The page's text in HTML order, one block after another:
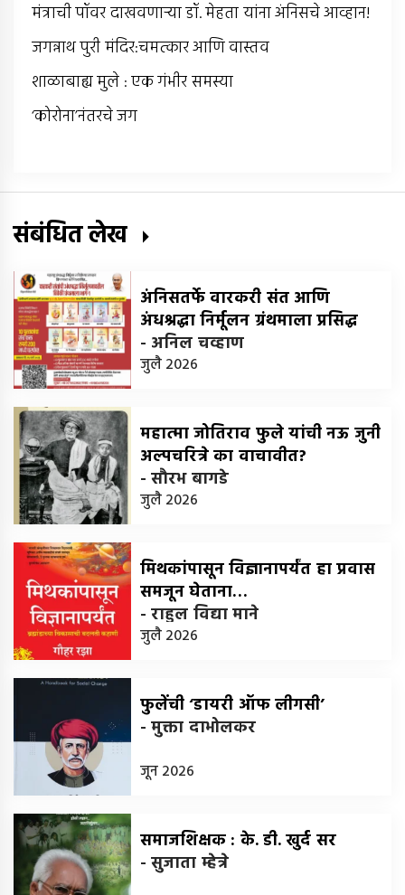
मंत्राची पॉवर दाखवणार्‍या डॉ. मेहता यांना अंनिसचे आव्हान!
जगन्नाथ पुरी मंदिर:चमत्कार आणि वास्तव
शाळाबाह्य मुले : एक गंभीर समस्या
‘कोरोना’नंतरचे जग
संबंधित लेख
अंनिसतर्फे वारकरी संत आणि
अंधश्रद्धा निर्मूलन ग्रंथमाला प्रसिद्ध
- अनिल चव्हाण
जुलै 2026
महात्मा जोतिराव फुले यांची नऊ जुनी
अल्पचरित्रे का वाचावीत?
-सौरभ बागडे
जुलै 2026
मिथकांपासून विज्ञानापर्यंत हा प्रवास
समजून घेताना…
-राहुल विद्या माने
जुलै 2026
फुलेंची ‘डायरी ऑफ लीगसी’
-मुक्ता दाभोलकर
जून 2026
समाजशिक्षक : के. डी. खुर्द सर
-सुजाता म्हेत्रे